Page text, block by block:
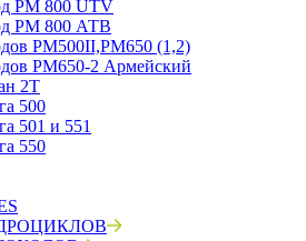
РМ 800 UTV
РМ 800 АТВ
РМ500II,РМ650 (1,2)
РМ650-2 Армейский
2Т
500
501 и 551
550